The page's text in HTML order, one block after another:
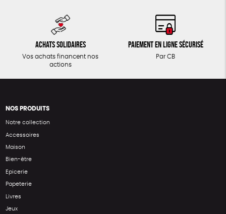
Achats solidaires
Vos achats financent nos
actions
Paiement en ligne sécurisé
Par CB
NOS PRODUITS
Notre collection
Accessoires
Maison
Bien-être
Epicerie
Papeterie
Livres
Jeux